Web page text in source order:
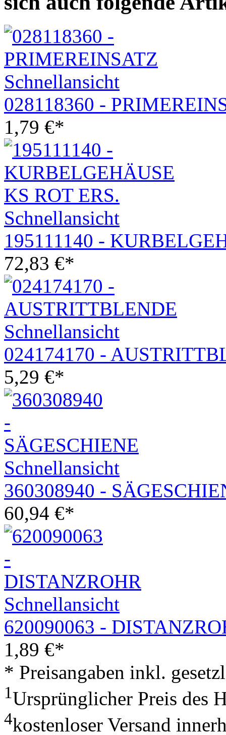
Schnellansicht
028118360 -
1,79 €*
Schnellansicht
195111140 -
72,83 €*
Schnellansicht
024174170 -
5,29 €*
Schnellansicht
360308940 -
60,94 €*
Schnellansicht
620090063 -
1,89 €*
* Preisangaben inkl.
1Ursprünglicher Preis des
4kostenloser Versand